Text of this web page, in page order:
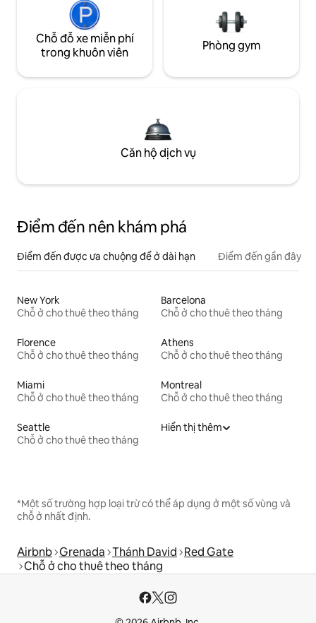
Chỗ đỗ xe miễn phí
trong khuôn viên
Phòng gym
Căn hộ dịch vụ
Điểm đến nên khám phá
Điểm đến được ưa chuộng để ở dài hạn Điểm đến gần đây
New York
Chỗ ở cho thuê theo tháng
Barcelona
Chỗ ở cho thuê theo tháng
Florence
Chỗ ở cho thuê theo tháng
Athens
Chỗ ở cho thuê theo tháng
Miami
Chỗ ở cho thuê theo tháng
Montreal
Chỗ ở cho thuê theo tháng
Seattle
Chỗ ở cho thuê theo tháng
Hiển thị thêm
*Một số trường hợp loại trừ có thể áp dụng ở một số vùng và
chỗ ở nhất định.
Airbnb Grenada Thánh David Red Gate
Chỗ ở cho thuê theo tháng